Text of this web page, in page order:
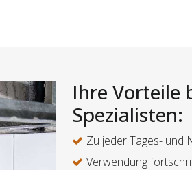
Ihre Vorteile
Spezialisten:
Zu jeder Tages- und
Verwendung